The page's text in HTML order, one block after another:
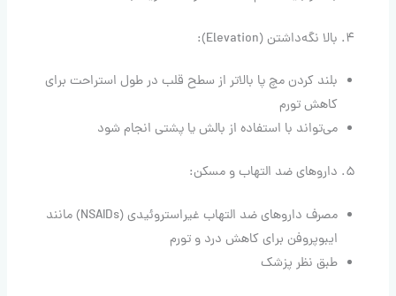
بالا نگه‌داشتن (Elevation):
بلند کردن مچ پا بالاتر از سطح قلب در طول استراحت برای
کاهش تورم
می‌تواند با استفاده از بالش یا پشتی انجام شود
داروهای ضد التهاب و مسکن:
مصرف داروهای ضد التهاب غیراستروئیدی (NSAIDs) مانند
ایبوپروفن برای کاهش درد و تورم
طبق نظر پزشک